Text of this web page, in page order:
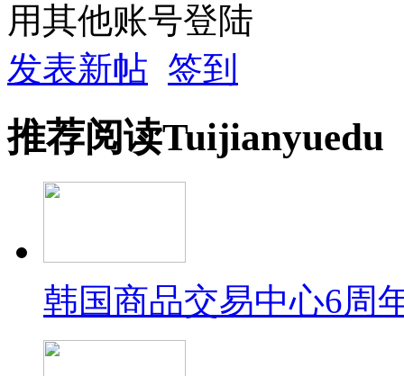
用其他账号登陆
发表新帖 签到
推荐阅读Tuijianyuedu
韩国商品交易中心6周